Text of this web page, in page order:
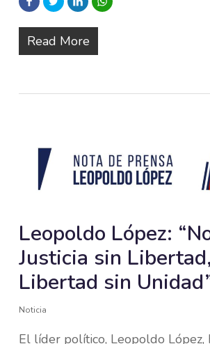
Read More
Leopoldo López:
Justicia sin
Libertad sin
Noticia
El líder político, Leopoldo López,